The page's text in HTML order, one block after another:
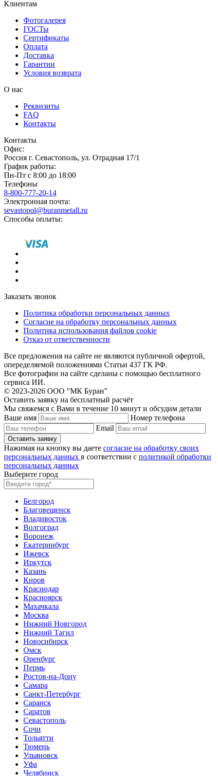
Клиентам
Фотогалерея
ГОСТы
Сертификаты
Оплата
Доставка
Гарантии
Условия возврата
О нас
Реквизиты
FAQ
Контакты
Контакты
Офис:
Россия г. Севастополь, ул. Отрадная 17/1
График работы:
Пн-Пт с 8:00 до 18:00
Телефоны
8-800-777-20-14
Электронная почта:
sevastopol@buranmetall.ru
Способы оплаты:
Заказать звонок
Политика обработки персональных данных
Согласие на обработку персональных данных
Политика использования файлов cookie
Отказ от ответственности
Все предложения на сайте не являются публичной офертой,
опеределяемой положениями Статьи 437 ГК РФ.
Все фотографии на сайте сделаны с помощью бесплатного
сервиса ИИ.
© 2023-2026 ООО "МК Буран"
Оставить заявку на бесплатный расчёт
Мы свяжемся с Вами в течение 10 минут и обсудим детали
Ваше имя
Номер телефона
Email
Нажимая на кнопку вы даете согласие на обработку своих
персональных данных в соответствии с политикой обработки
персональных данных
Выберите город
Белгород
Благовещенск
Владивосток
Волгоград
Воронеж
Екатеринбург
Ижевск
Иркутск
Казань
Киров
Краснодар
Красноярск
Махачкала
Москва
Нижний Новгород
Нижний Тагил
Новосибирск
Омск
Оренбург
Пермь
Ростов-на-Дону
Самара
Санкт-Петербург
Саранск
Саратов
Севастополь
Сочи
Тольятти
Тюмень
Ульяновск
Уфа
Челябинск